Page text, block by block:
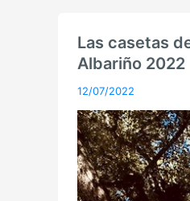
Las casetas
Albariño 2022
12/07/2022